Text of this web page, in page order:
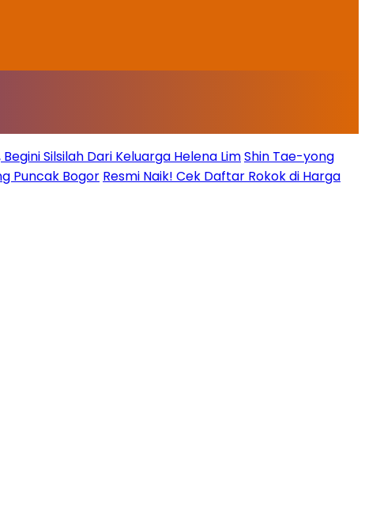
Silsilah Dari Keluarga Helena LimShin Tae-yong
Puncak Bogor Resmi Naik! Cek Daftar Rokok di Harga